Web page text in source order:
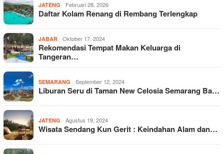
JATENG Februari 28, 2026
Daftar Kolam Renang di Rembang Terlengkap
JABAR Oktober 17, 2024
Rekomendasi Tempat Makan Keluarga di
Tangeran…
SEMARANG September 12, 2024
Liburan Seru di Taman New Celosia Semarang Ba…
JATENG Agustus 19, 2024
Wisata Sendang Kun Gerit : Keindahan Alam dan…